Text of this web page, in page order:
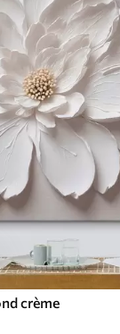
crème